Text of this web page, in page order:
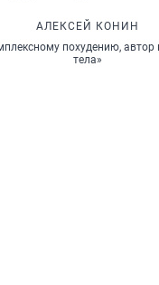
АЛЕКСЕЙ КОНИН
похудению, автор
тела»